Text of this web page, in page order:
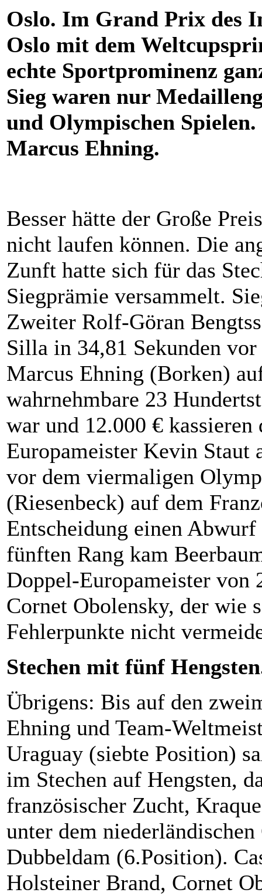
Oslo. Im Grand Prix des
Oslo mit dem
echte Sportprominenz
Sieg waren nur
und Olympischen
Marcus Ehning.
Besser hätte der Große
nicht laufen können. Die
Zunft hatte sich für das
Siegprämie versammelt.
Zweiter Rolf-Göran
Silla in 34,81 Sekunden
Marcus Ehning (Borken)
wahrnehmbare 23
war und 12.000 €
Europameister Kevin Staut
vor dem viermaligen
(Riesenbeck) auf dem
Entscheidung einen
fünften Rang kam
Doppel-Europameister von
Cornet Obolensky, der wie
Fehlerpunkte nicht
Stechen mit fünf
Übrigens: Bis auf den
Ehning und Team-
Uraguay (siebte Position)
im Stechen auf Hengsten,
französischer Zucht,
unter dem
Dubbeldam (6.Position).
Holsteiner Brand, Cornet